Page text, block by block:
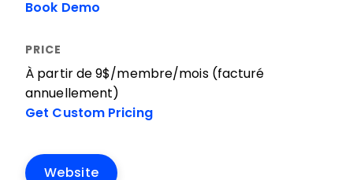
Book Demo
À partir de 9$/membre/mois (facturé
annuellement)
Get Custom Pricing
Website